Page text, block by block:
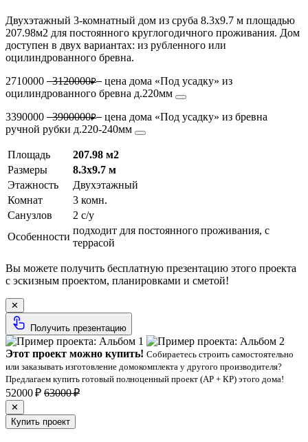
Двухэтажный 3-комнатный дом из сруба 8.3х9.7 м площадью
207.98м2 для постоянного круглогодичного проживания. Дом
доступен в двух вариантах: из рубленного или
оцилиндрованного бревна.
2710000 3120000₽
цена дома «Под усадку» из
оцилиндрованного бревна д.220мм
3390000 3900000₽
цена дома «Под усадку» из бревна
ручной рубки д.220-240мм
Площадь
207.98 м2
Размеры
8.3х9.7 м
Этажность
Двухэтажный
Комнат
3 комн.
Санузлов
2 с/у
Особенности
подходит для постоянного проживания, с
террасой
Вы можете получить бесплатную презентацию этого проекта
с эскизным проектом, планировками и сметой!
✕
Получить презентацию
Этот проект можно купить! Собираетесь строить самостоятельно
или заказывать изготовление домокомплекта у другого производителя?
Предлагаем купить готовый полноценный проект (АР + КР) этого дома!
52000 ₽ 63000 ₽
✕
Купить проект